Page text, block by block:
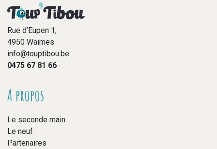
Rue d’Eupen 1,
4950 Waimes
info@touptibou.be
0475 67 81 66
A propos
Le seconde main
Le neuf
Partenaires